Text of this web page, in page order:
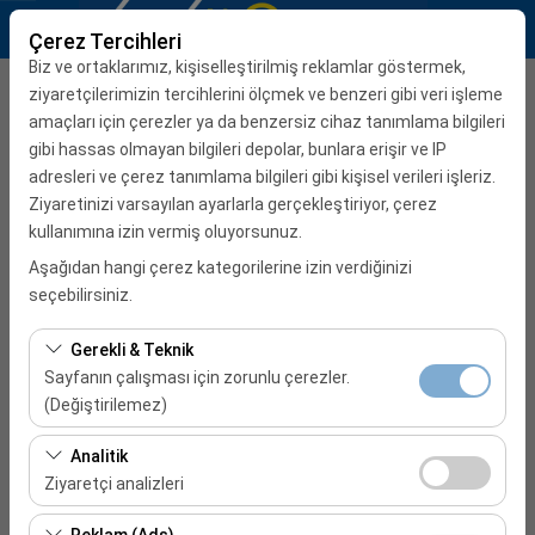
Çerez Tercihleri
Biz ve ortaklarımız, kişiselleştirilmiş reklamlar göstermek,
ziyaretçilerimizin tercihlerini ölçmek ve benzeri gibi veri işleme
amaçları için çerezler ya da benzersiz cihaz tanımlama bilgileri
gibi hassas olmayan bilgileri depolar, bunlara erişir ve IP
adresleri ve çerez tanımlama bilgileri gibi kişisel verileri işleriz.
Ziyaretinizi varsayılan ayarlarla gerçekleştiriyor, çerez
kullanımına izin vermiş oluyorsunuz.
Aşağıdan hangi çerez kategorilerine izin verdiğinizi
seçebilirsiniz.
Gerekli & Teknik
Sayfanın çalışması için zorunlu çerezler.
(Değiştirilemez)
Bu çerezler sitenin doğru şekilde çalışması, güvenlik,
oturum yönetimi ve temel işlevler için gereklidir. Devre
dışı bırakılamaz.
Analitik
Ziyaretçi analizleri
Bu çerezler, sitemizin nasıl kullanıldığını (ziyaretçi sayısı,
Teslim Alma Ofisi
İzmir Adnan Menderes Havalimanı Dış Hatlar
Aracı farklı bir lokasyona bırakacağım
Alış Tarih & Saat
Bırakış Tarih & Saat
08:00